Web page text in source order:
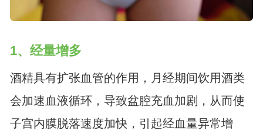
1、经量增多
酒精具有扩张血管的作用，月经期间饮用酒类
会加速血液循环，导致盆腔充血加剧，从而使
子宫内膜脱落速度加快，引起经血量异常增